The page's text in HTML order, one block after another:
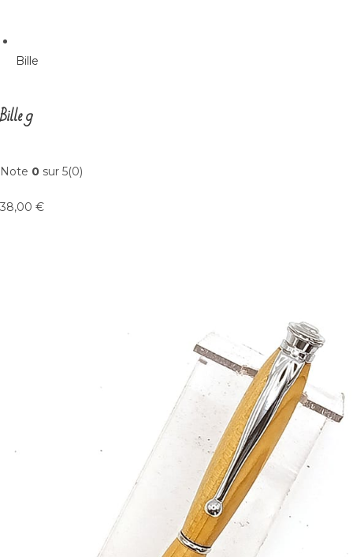
Bille
Bille 9
Note 0 sur 5(0)
38,00 €